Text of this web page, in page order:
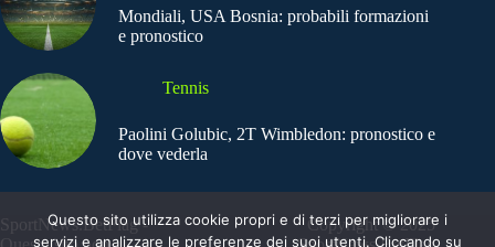
Mondiali, USA Bosnia: probabili formazioni
e pronostico
Tennis
Paolini Golubic, 2T Wimbledon: pronostico e
dove vederla
SportNews.BetFlag -
Copyright © 2025
Questo sito utilizza cookie propri e di terzi per migliorare i
servizi e analizzare le preferenze dei suoi utenti. Cliccando su